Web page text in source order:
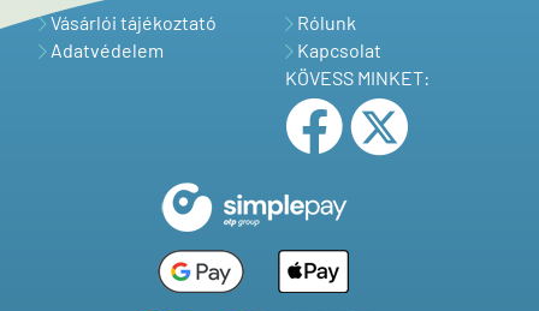
Vásárlói tájékoztató
Adatvédelem
Rólunk
Kapcsolat
KÖVESS MINKET: